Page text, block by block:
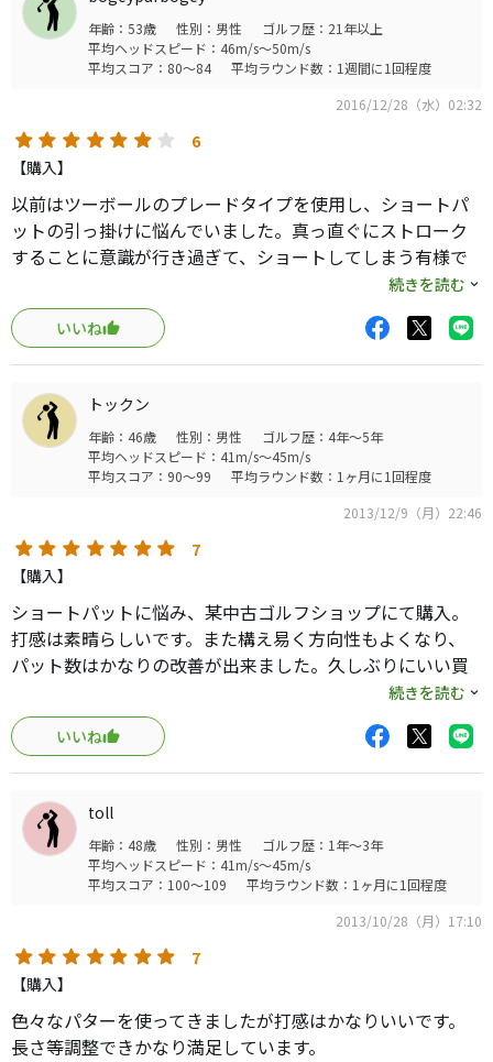
年齢：53歳 性別：男性
ゴルフ歴：21年以上
平均ヘッドスピード：46m/s～50m/s
平均スコア：80～84
平均ラウンド数：1週間に1回程度
2016/12/28（水）02:32
6
【購入】
以前はツーボールのプレードタイプを使用し、ショートパ
ットの引っ掛けに悩んでいました。真っ直ぐにストローク
することに意識が行き過ぎて、ショートしてしまう有様で
やっぱりパターは、自分の意思でしっかりストロークしな
いといけないことに気づき、中古でしたが購入をしまし
た。
このパターで、50cn位の距離を徹底的に練習しました。球
の転がり方も含めて、納得いくストロークが出来るまで試
行錯誤を繰り返しました。このパターのおかげで、オート
マチックにストロークことが如何に曖昧なのかを教えてく
また、長さを調整出来るタイプは、グリップとフェイス面
のズレを納得するまで調整が出来るメリットを感じていま
す。
他のパターは、挿して固まったら何も出来ませんから。
何十本と買い替えてきた私ですが、このパターでずーっと
やって行こうと決めました。
最後に、ルール上の問題があるので、競技に参加されてい
る方は注意が必要です。それは、純正グリップとスーパー
可能性があるとのことです。
2ヶ所のショップを通して、PINGジャパンに確認をとっても
らって同じ答えだったので間違いないと思います。
続きを読む
いいね
トックン
年齢：46歳 性別：男性
ゴルフ歴：4年～5年
平均ヘッドスピード：41m/s～45m/s
平均スコア：90～99
平均ラウンド数：1ヶ月に1回程度
2013/12/9（月）22:46
7
【購入】
ショートパットに悩み、某中古ゴルフショップにて購入。
打感は素晴らしいです。また構え易く方向性もよくなり、
パット数はかなりの改善が出来ました。久しぶりにいい買
い物が出来ました。ちなみにショートパットは今のところ
完璧です。
続きを読む
いいね
toll
年齢：48歳 性別：男性
ゴルフ歴：1年～3年
平均ヘッドスピード：41m/s～45m/s
平均スコア：100～109
平均ラウンド数：1ヶ月に1回程度
2013/10/28（月）17:10
7
【購入】
色々なパターを使ってきましたが打感はかなりいいです。
長さ等調整できかなり満足しています。